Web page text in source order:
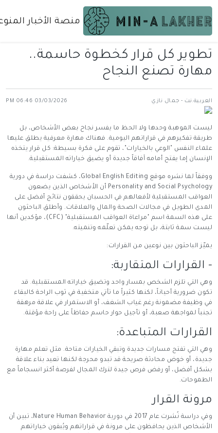
منصة الأخبار
تطوير كل قرار كخطوة حاسمة..
مهارة تصنع النجاح
العربية.نت - جمال نازي 03/03/2026 06:46 PM
ليست الموهبة وحدها ولا الحظ ما يفسر نجاح بعض الأشخاص، بل
طريقة تفكيرهم في قراراتهم اليومية. فهناك مهارة معرفية يطلق عليها
علماء النفس "الوعي بالخيارات"، تقوم على فكرة بسيطة: كل قرار يتخذه
الإنسان إما يفتح أمامه آفاقاً جديدة أو يضيق خياراته المستقبلية.
ووفقاً لما نشره موقع Global English Editing، كشفت دراسة في دورية
Personality and Social Psychology أن الأشخاص الذين يضعون
العواقب المستقبلية لأفعالهم في الحسبان يحققون نتائج أفضل على
المدى الطويل في مجالات الصحة والمال والعلاقات. وأطلق الباحثون
على هذه السمة اسم "مراعاة العواقب المستقبلية" (CFC)، مؤكدين أنها
ليست سمة ثابتة، بل توجه يمكن تعلّمه وتنميته.
يميّز الباحثون بين نوعين من القرارات:
- القرارات المتقاربة:
وهي التي تلزم الشخص بمسار واحد وتضيق خياراته المستقبلية. قد
تكون ضرورية أحياناً، لكنها كثيراً ما تأتي متخفية في ثوب الراحة كالبقاء
في وظيفة مضمونة رغم غياب الشغف، أو الاستمرار في علاقة مرهقة
تجنباً لمواجهة صعبة، أو تأجيل حوار حاسم حفاظاً على راحة مؤقتة.
القرارات المتباعدة:
وهي التي تفتح مسارات جديدة وتبقي الخيارات متاحة. مثل تعلم مهارة
جديدة، أو خوض محادثة صريحة قد تبدو محرجة لكنها تعيد بناء علاقة
بشكل أفضل، أو رفض فرص جيدة لترك المجال لفرصة أكثر انسجاماً مع
الطموحات.
مرونة القرار
وفي دراسة نُشرت عام 2017 في دورية Nature Human Behavior، تبين أن
الأشخاص الذين يحافظون على مرونة في قراراتهم ويُبقون خياراتهم